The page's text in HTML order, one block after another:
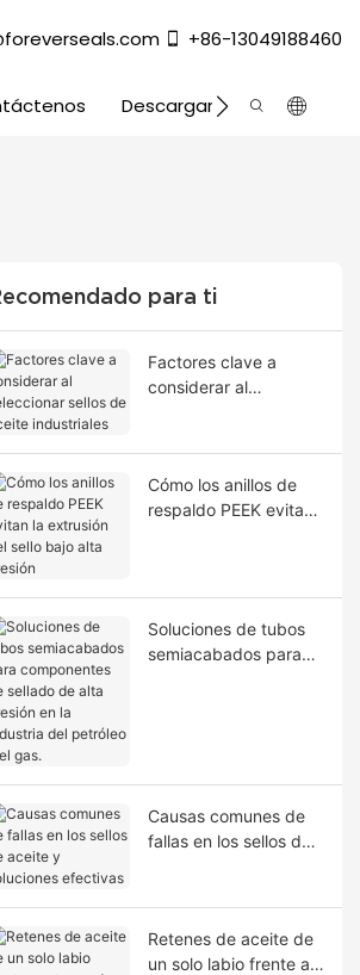
+86-13049188460
Descargar
para ti
Factores clave a
considerar al
Cómo los anillos de
respaldo PEEK evitan
Soluciones de tubos
semiacabados para
Causas comunes de
fallas en los sellos de
Retenes de aceite de
un solo labio frente a